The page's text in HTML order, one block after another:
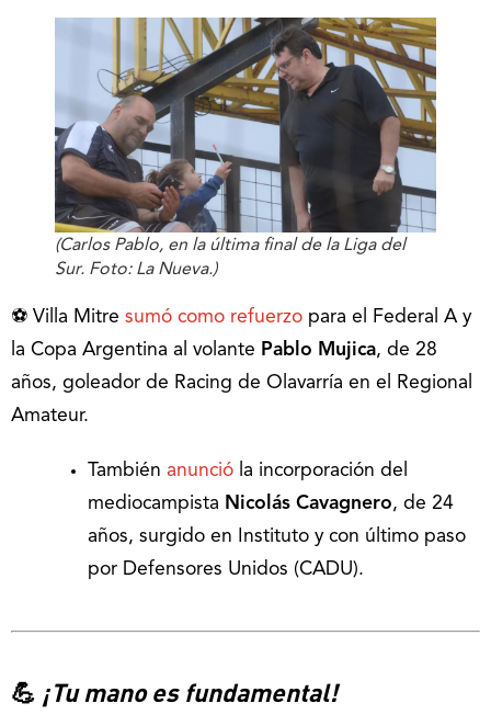
(Carlos Pablo, en la última final de la Liga del
Sur. Foto: La Nueva.)
⚽ Villa Mitre sumó como refuerzo para el Federal A y
la Copa Argentina al volante Pablo Mujica, de 28
años, goleador de Racing de Olavarría en el Regional
Amateur.
También anunció la incorporación del
mediocampista Nicolás Cavagnero, de 24
años, surgido en Instituto y con último paso
por Defensores Unidos (CADU).
💪 ¡Tu mano es fundamental!